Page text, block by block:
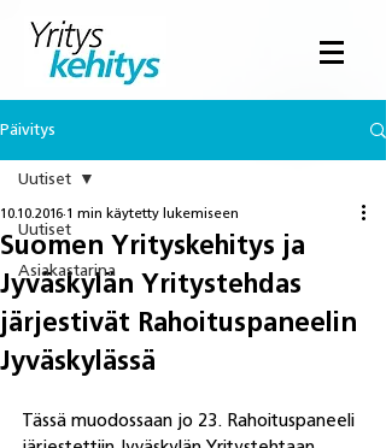
Päivitys
Uutiset
Asiakastarina
Uutiset
Suomen Yrityskehitys ja
Jyväskylän Yritystehdas
järjestivät Rahoituspaneelin
Jyväskylässä
10.10.2016 1 min käytetty lukemiseen
Tässä muodossaan jo 23. Rahoituspaneeli